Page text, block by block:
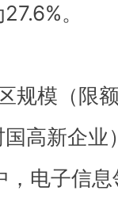
。
规模（限
高新企
，电子信